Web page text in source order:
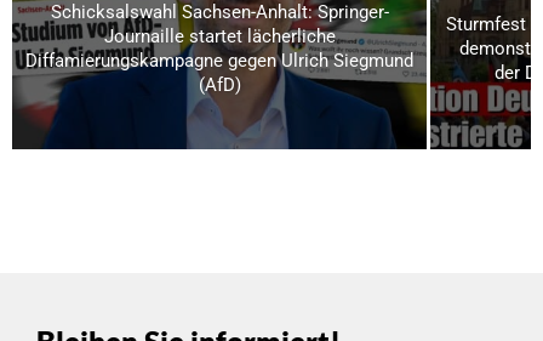
Schicksalswahl Sachsen-Anhalt: Springer-
Journaille startet lächerliche
Diffamierungskampagne gegen Ulrich Siegmund
(AfD)
Sturmfest
der